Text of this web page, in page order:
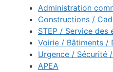
Administration
Constructions /
STEP / Service des
Voirie / Bâtiments /
Urgence / Sécurité
APEA